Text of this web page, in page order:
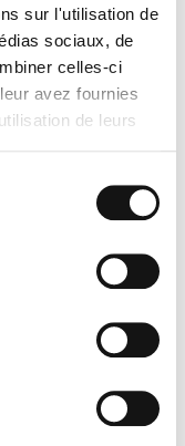
sur l'utilisation de
sociaux, de
celles-ci
avez fournies
de leurs